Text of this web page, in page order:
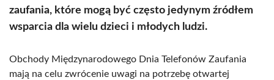
zaufania, które mogą być często jedynym źródłem
wsparcia dla wielu dzieci i młodych ludzi.
Obchody Międzynarodowego Dnia Telefonów Zaufania
mają na celu zwrócenie uwagi na potrzebę otwartej